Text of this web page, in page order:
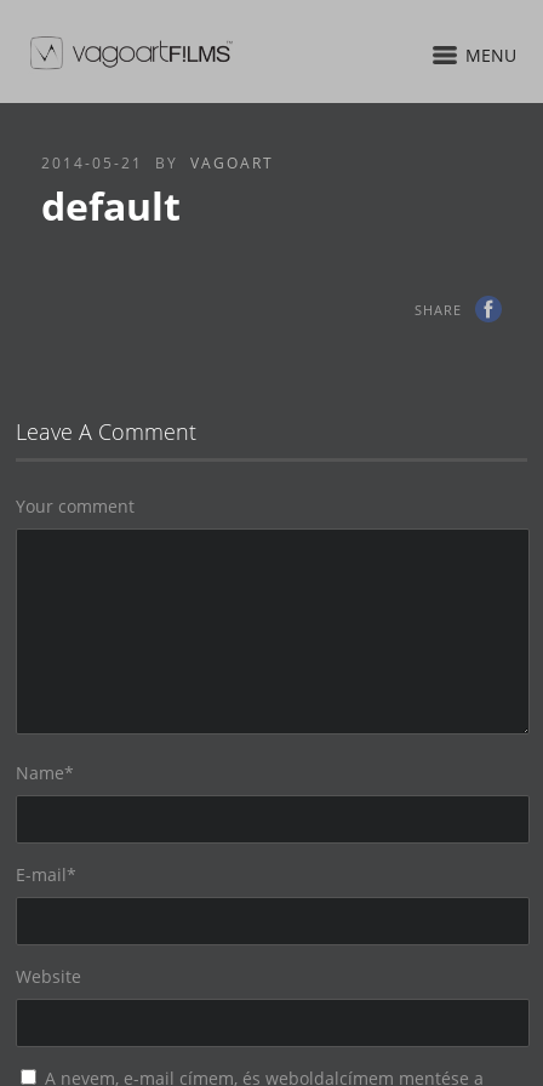
MENU
2014-05-21 BY VAGOART
default
SHARE
Leave A Comment
Your comment
Name*
E-mail*
Website
A nevem, e-mail címem, és weboldalcímem mentése a